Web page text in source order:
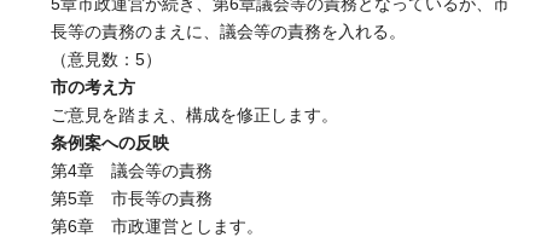
長等の責務のまえに、議会等の責務を入れる。
（意見数：5）
市の考え方
ご意見を踏まえ、構成を修正します。
条例案への反映
第4章 議会等の責務
第5章 市長等の責務
第6章 市政運営とします。